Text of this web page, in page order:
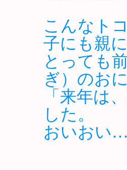
こんなト
子にも親
とっても
ぎ）のお
「来年は
した。
おいおい…